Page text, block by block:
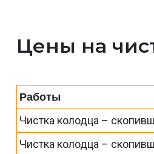
Цены на
Работы
Чистка колодца –
Чистка колодца –